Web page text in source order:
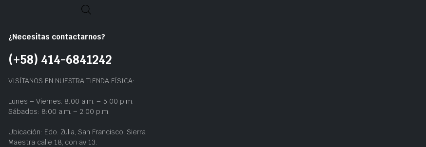
¿Necesitas contactarnos?
(+58) 414-6841242
VISÍTANOS EN NUESTRA TIENDA FÍSICA:
Lunes – Viernes: 8:00 a.m. – 5:00 p.m.
Sábados: 8:00 a.m. – 2:00 p.m.
Ubicación: Edo. Zulia, San Francisco, Sierra
Maestra calle 18, con av 13.